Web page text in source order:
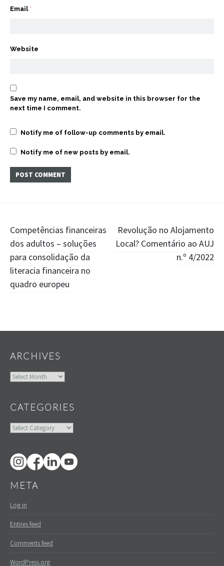
Email *
Website
Save my name, email, and website in this browser for the
next time I comment.
Notify me of follow-up comments by email.
Notify me of new posts by email.
Post
navigation
Competências financeiras
dos adultos – soluções
para consolidação da
literacia financeira no
quadro europeu
Revolução no Alojamento
Local? Comentário ao AUJ
n.º 4/2022
ARCHIVES
Archives
CATEGORIES
Categories
META
Log in
Entries feed
Comments feed
WordPress.org